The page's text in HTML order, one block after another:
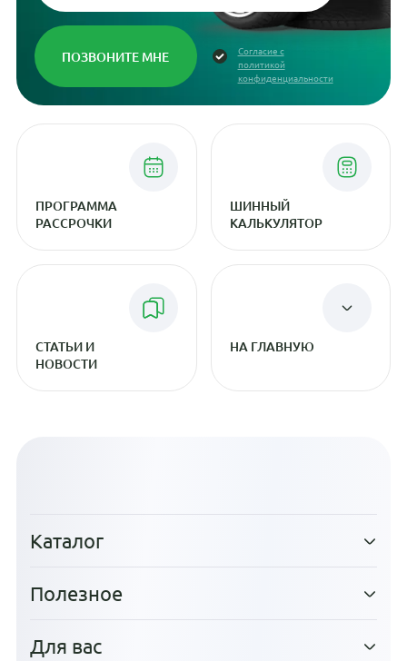
Согласие с
политикой
конфиденциальности
ПРОГРАММА
РАССРОЧКИ
ШИННЫЙ
КАЛЬКУЛЯТОР
СТАТЬИ И
НОВОСТИ
НА ГЛАВНУЮ
Каталог
Полезное
Для вас